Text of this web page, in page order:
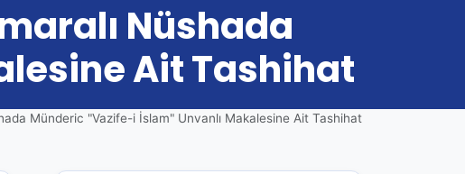
Nüshada
Ait Tashihat
Münderic "Vazife-i İslam" Unvanlı Makalesine Ait Tashihat